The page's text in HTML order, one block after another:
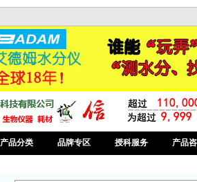
产品分类 品牌专区 授科服务 产品